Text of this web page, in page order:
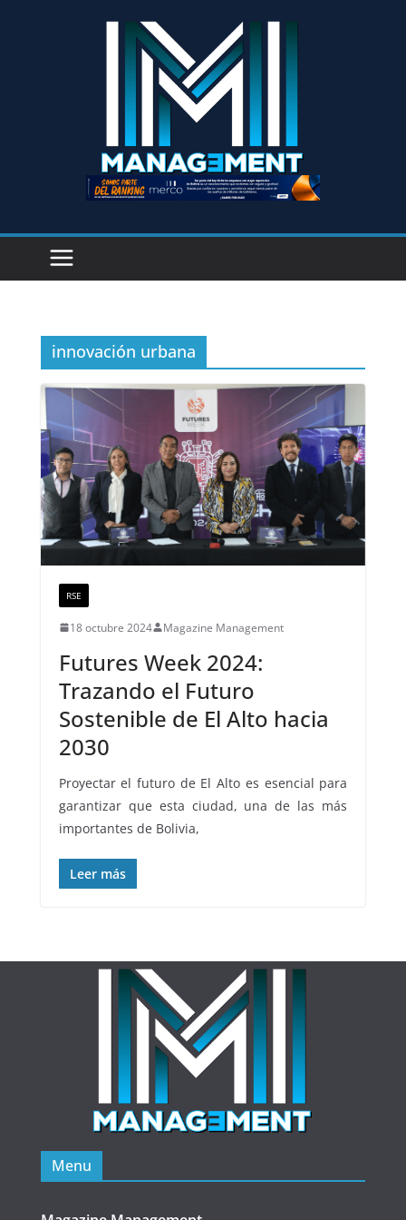
innovación urbana
RSE
18 octubre 2024 Magazine Management
Futures Week 2024:
Trazando el Futuro
Sostenible de El Alto hacia
2030
Proyectar el futuro de El Alto es esencial para
garantizar que esta ciudad, una de las más
importantes de Bolivia,
Leer más
Menu